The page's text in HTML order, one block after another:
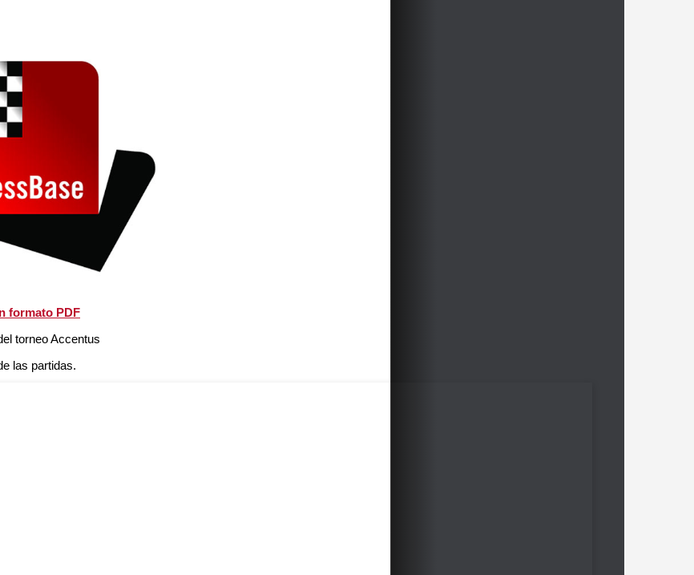
formato PDF
torneo Accentus
las partidas.